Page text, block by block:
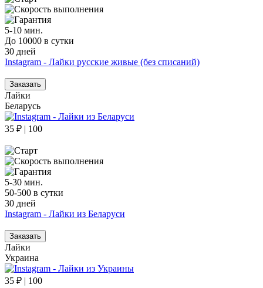
5-10 мин.
До 10000 в сутки
30 дней
Instagram - Лайки русские живые (без списаний)
Заказать
Лайки
Беларусь
35 ₽ | 100
5-30 мин.
50-500 в сутки
30 дней
Instagram - Лайки из Беларуси
Заказать
Лайки
Украина
35 ₽ | 100